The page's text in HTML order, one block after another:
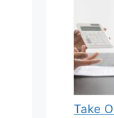
Take